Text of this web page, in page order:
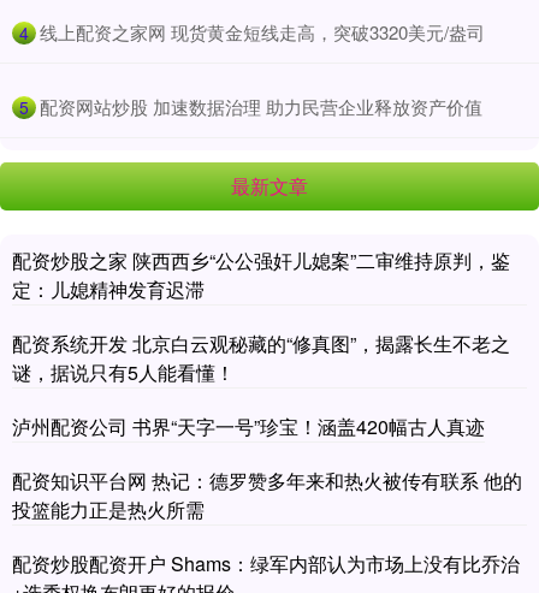
4 ​线上配资之家网 现货黄金短线走高，突破3320美元/盎司
5 ​配资网站炒股 加速数据治理 助力民营企业释放资产价值
最新文章
配资炒股之家 陕西西乡“公公强奸儿媳案”二审维持原判，鉴
定：儿媳精神发育迟滞
配资系统开发 北京白云观秘藏的“修真图”，揭露长生不老之
谜，据说只有5人能看懂！
泸州配资公司 书界“天字一号”珍宝！涵盖420幅古人真迹
配资知识平台网 热记：德罗赞多年来和热火被传有联系 他的
投篮能力正是热火所需
配资炒股配资开户 Shams：绿军内部认为市场上没有比乔治